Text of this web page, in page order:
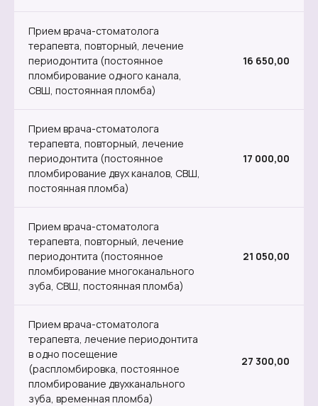
Прием врача-стоматолога
терапевта, повторный, лечение
периодонтита (постоянное
пломбирование одного канала,
СВШ, постоянная пломба)
16 650,00
Прием врача-стоматолога
терапевта, повторный, лечение
периодонтита (постоянное
пломбирование двух каналов, СВШ,
постоянная пломба)
17 000,00
Прием врача-стоматолога
терапевта, повторный, лечение
периодонтита (постоянное
пломбирование многоканального
зуба, СВШ, постоянная пломба)
21 050,00
Прием врача-стоматолога
терапевта, лечение периодонтита
в одно посещение
(распломбировка, постоянное
пломбирование двухканального
зуба, временная пломба)
27 300,00